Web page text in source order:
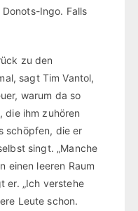
Ingo. Falls
zu den
sagt Tim Vantol,
warum da so
die ihm zuhören
schöpfen, die er
singt. „Manche
einen leeren Raum
er. „Ich verstehe
Leute schon.